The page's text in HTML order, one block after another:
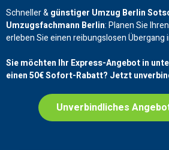
Schneller &günstiger Umzug Berlin
Umzugsfachmann Berlin: Planen Sie
erleben Sie einen reibungslosen Übergang
Sie möchten Ihr Express-Angebot in
einen50€Sofort-Rabatt? Jetzt
Unverbindliches